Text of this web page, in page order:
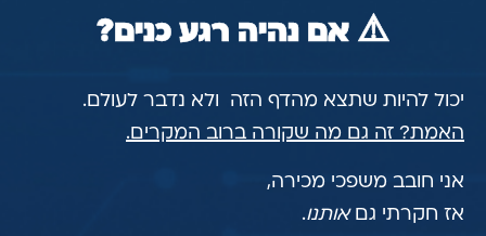
⚠️ אם נהיה רגע כנים?
יכול להיות שתצא מהדף הזה ולא נדבר לעולם.
האמת? זה גם מה שקורה ברוב המקרים.
אני חובב משפכי מכירה,
אז חקרתי גםאותנו.